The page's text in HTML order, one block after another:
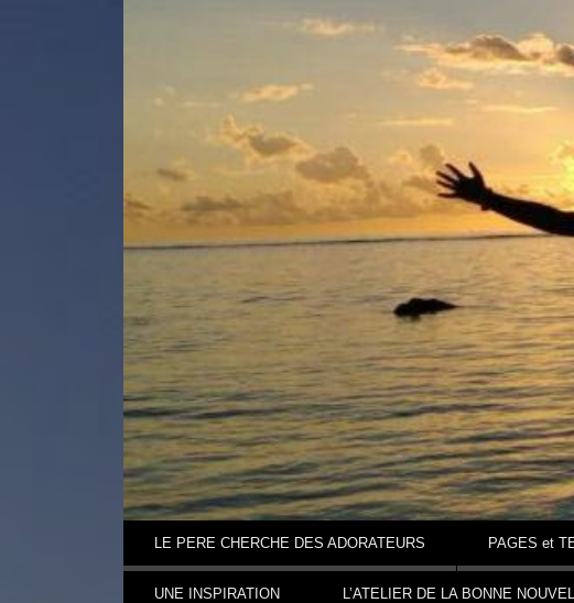
Aller au contenu
LE PERE CHERCHE DES ADORATEURS PAGES et
UNE INSPIRATION L’ATELIER DE LA BONNE